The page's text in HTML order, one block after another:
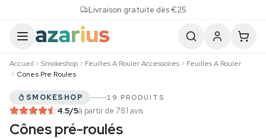
Livraison gratuite dès €25
Accueil Smokeshop Feuilles A Rouler Accessoires
Feuilles A Rouler
Cones Pre Roules
SMOKESHOP 19 PRODUITS
4.5/5à partir de 781 avis
Cônes pré-roulés